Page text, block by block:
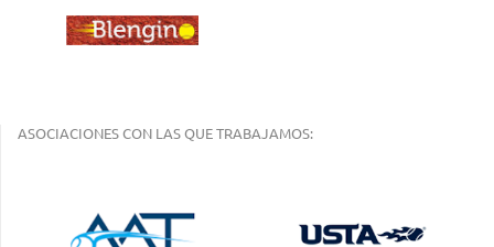
ASOCIACIONES CON LAS QUE TRABAJAMOS: